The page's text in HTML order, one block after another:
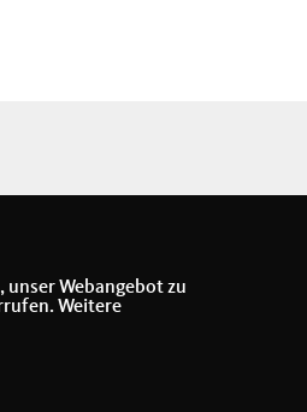
Webangebot zu
Weitere